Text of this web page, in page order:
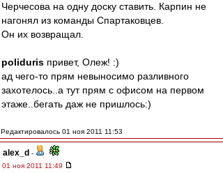
Черчесова на одну доску ставить. Карпин не
нагонял из команды Спартаковцев.
Он их возвращал.
poliduris привет, Олеж! :)
ад чего-то прям невыносимо разливного
захотелось..а тут прям с офисом на первом
этаже..бегать даж не пришлось:)
Редактировалось 01 ноя 2011 11:53
alex_d -
01 ноя 2011 11:49